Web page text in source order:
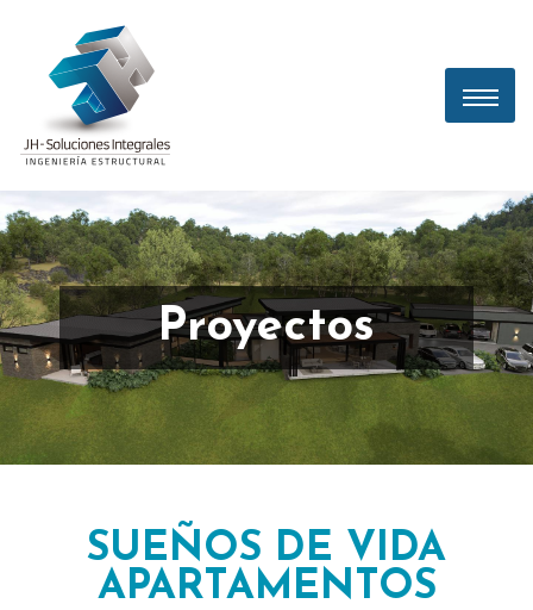
Proyectos
SUEÑOS DE VIDA
APARTAMENTOS